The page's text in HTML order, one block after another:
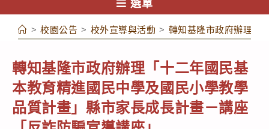
容
選單
> 校園公告 > 校外宣導與活動 > 轉知基隆市政府辦理「
轉知基隆市政府辦理「十二年國民基
本教育精進國民中學及國民小學教學
品質計畫」縣市家長成長計畫－講座